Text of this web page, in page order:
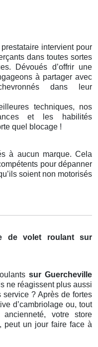
intervient pour
dans toutes sortes
Dévoués d’offrir une
à partager avec
dans leur
techniques, nos
et les habilités
quel blocage !
à aucun marque. Cela
pour dépanner
soient non motorisés
de volet roulant
sur
sur Guercheville
ne réagissent plus aussi
service ? Après de fortes
d’cambriolage ou, tout
votre store
peut un jour faire face à